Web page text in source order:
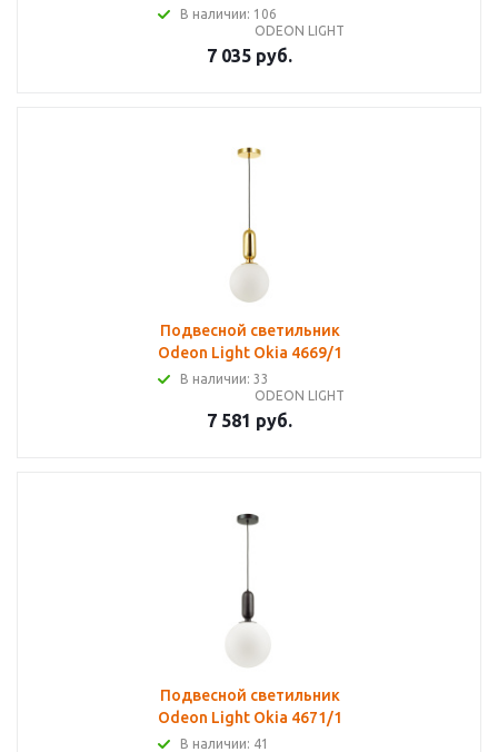
В наличии: 106
ODEON LIGHT
7 035 руб.
Подвесной светильник
Odeon Light Okia 4669/1
В наличии: 33
ODEON LIGHT
7 581 руб.
Подвесной светильник
Odeon Light Okia 4671/1
В наличии: 41